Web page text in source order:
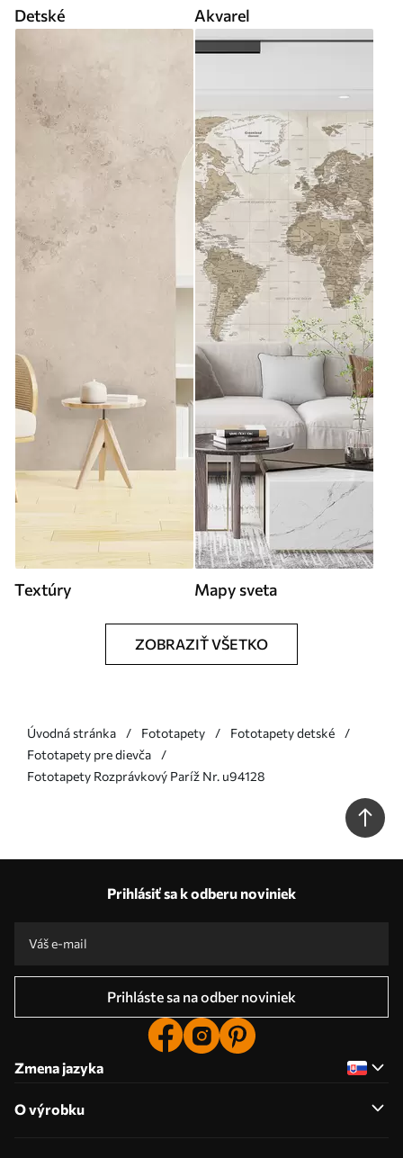
Detské Akvarel
Textúry Mapy sveta
ZOBRAZIŤ VŠETKO
Úvodná stránka Fototapety
Fototapety detské
Fototapety pre dievča
Fototapety Rozprávkový Paríž Nr. u94128
Prihlásiť sa k odberu noviniek
Prihláste sa na odber noviniek
Zmena jazyka
O výrobku